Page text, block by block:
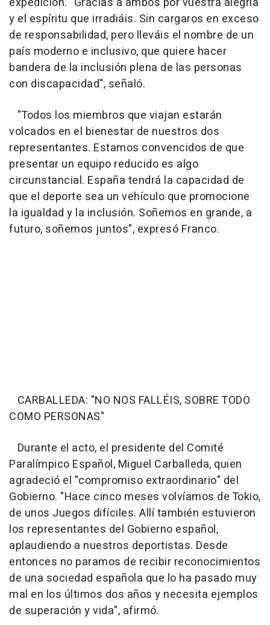
y el espíritu que irradiáis. Sin cargaros en exceso
de responsabilidad, pero lleváis el nombre de un
país moderno e inclusivo, que quiere hacer
bandera de la inclusión plena de las personas
con discapacidad", señaló.
"Todos los miembros que viajan estarán
volcados en el bienestar de nuestros dos
representantes. Estamos convencidos de que
presentar un equipo reducido es algo
circunstancial. España tendrá la capacidad de
que el deporte sea un vehículo que promocione
la igualdad y la inclusión. Soñemos en grande, a
futuro, soñemos juntos", expresó Franco.
CARBALLEDA: "NO NOS FALLÉIS, SOBRE TODO
COMO PERSONAS"
Durante el acto, el presidente del Comité
Paralímpico Español, Miguel Carballeda, quien
agradeció el "compromiso extraordinario" del
Gobierno. "Hace cinco meses volvíamos de Tokio,
de unos Juegos difíciles. Allí también estuvieron
los representantes del Gobierno español,
aplaudiendo a nuestros deportistas. Desde
entonces no paramos de recibir reconocimientos
de una sociedad española que lo ha pasado muy
mal en los últimos dos años y necesita ejemplos
de superación y vida", afirmó.